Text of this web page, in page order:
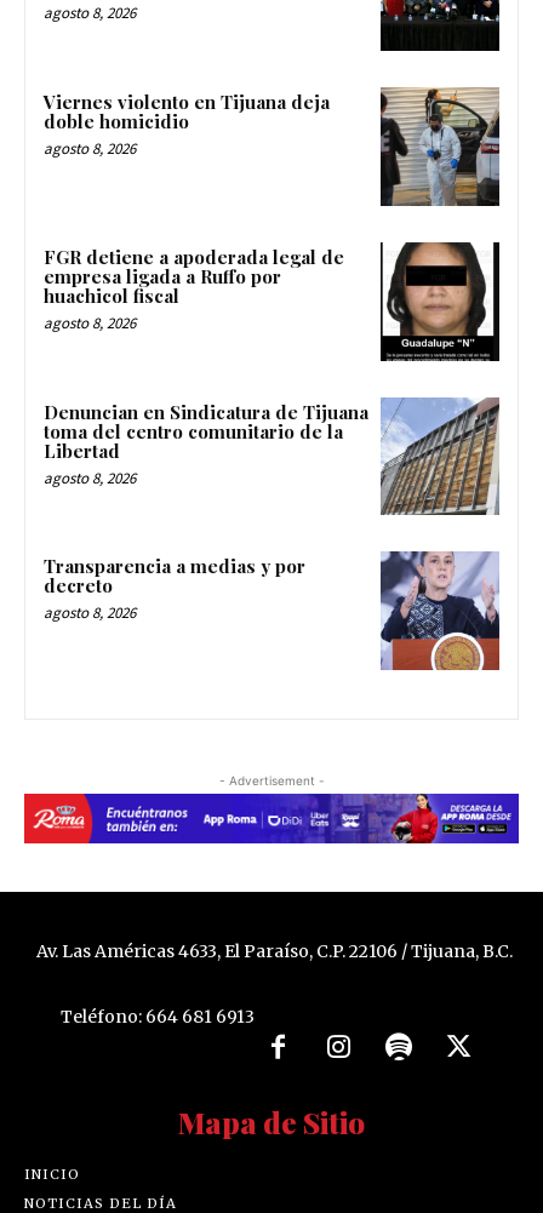
agosto 8, 2026
Viernes violento en Tijuana deja
doble homicidio
agosto 8, 2026
FGR detiene a apoderada legal de
empresa ligada a Ruffo por
huachicol fiscal
agosto 8, 2026
Denuncian en Sindicatura de Tijuana
toma del centro comunitario de la
Libertad
agosto 8, 2026
Transparencia a medias y por
decreto
agosto 8, 2026
- Advertisement -
Av. Las Américas 4633, El Paraíso, C.P. 22106 / Tijuana, B.C.
Teléfono: 664 681 6913
Mapa de Sitio
INICIO
NOTICIAS DEL DÍA